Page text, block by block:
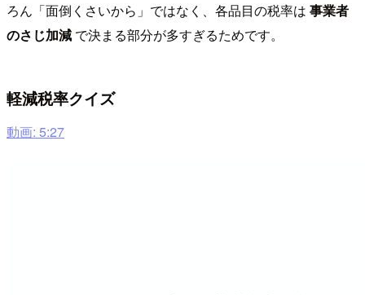
ろん「面倒くさいから」ではなく、各品目の税率は 事業者
のさじ加減 で決まる部分が多すぎるためです。
軽減税率クイズ
動画: 5:27